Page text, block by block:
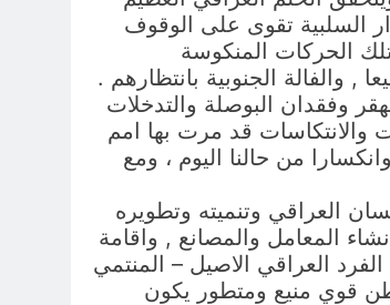
السلبية تقوى على الوقوف
الحركات المنكوسة
والفالة الجنوبية بانتظارهم .
وفقدان البوصلة والتدخلات
والانتكاسات قد مرت بها امم
من حالنا اليوم ، ومع
العراقي وتنميته وتطويره
المعامل والمصانع , واقامة
العراقي الاصيل – المنتمي
وطن قوي منيع ومتطور يكون